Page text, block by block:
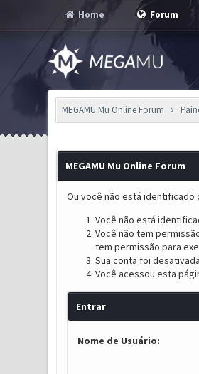
Home Forum
MEGAMU Mu Online Forum
MEGAMU Mu Online Forum
Ou você não está identificado
Você não está
Você não tem
tem permissão para
Sua conta foi
Você acessou esta
Entrar
Nome de Usuário: